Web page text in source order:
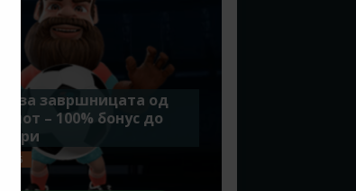
за завршницата од
– 100% бонус до
2026